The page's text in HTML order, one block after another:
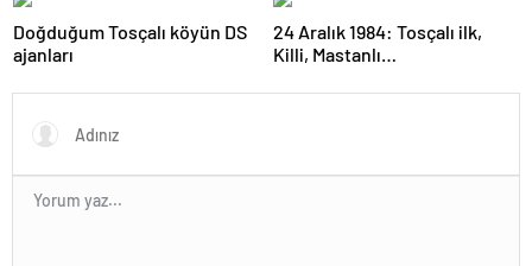
Doğduğum Tosçalı köyün DS
ajanları
24 Aralık 1984: Tosçalı ilk,
Killi, Mastanlı…